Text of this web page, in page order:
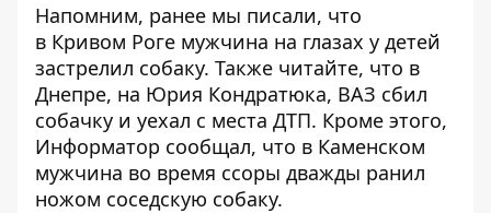
Напомним, ранее мы писали, что
в Кривом Роге мужчина на глазах у детей
застрелил собаку. Также читайте, что в
Днепре, на Юрия Кондратюка, ВАЗ сбил
собачку и уехал с места ДТП. Кроме этого,
Информатор сообщал, что в Каменском
мужчина во время ссоры дважды ранил
ножом соседскую собаку.